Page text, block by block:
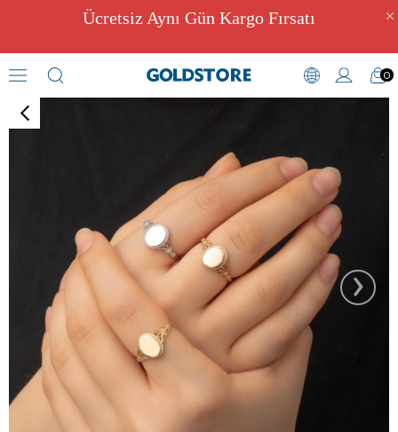
Ücretsiz Aynı Gün Kargo Fırsatı
0
İsimli Yüzükler
›